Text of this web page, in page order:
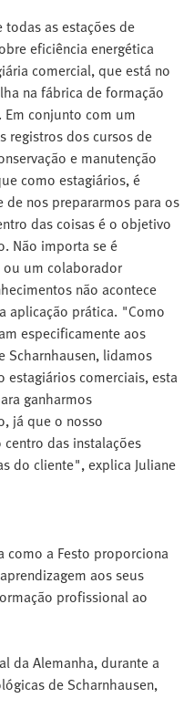
todas as estações de
eficiência energética
comercial, que está no
na fábrica de formação
Em conjunto com um
registros dos cursos de
e manutenção
como estagiários, é
nos prepararmos para os
das coisas é o objetivo
Não importa se é
um colaborador
não acontece
aplicação prática. "Como
especificamente aos
Scharnhausen, lidamos
estagiários comerciais, esta
ganharmos
já que o nosso
das instalações
do cliente", explica Juliane
como a Festo proporciona
aos seus
profissional ao
da Alemanha, durante a
de Scharnhausen,